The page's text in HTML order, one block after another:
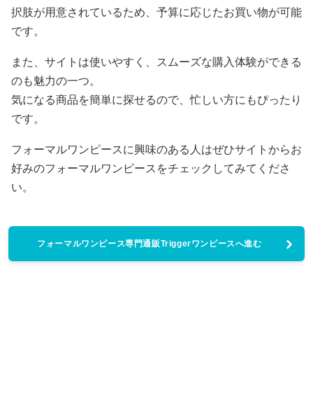
択肢が用意されているため、予算に応じたお買い物が可能
です。
また、サイトは使いやすく、スムーズな購入体験ができる
のも魅力の一つ。
気になる商品を簡単に探せるので、忙しい方にもぴったり
です。
フォーマルワンピースに興味のある人はぜひサイトからお
好みのフォーマルワンピースをチェックしてみてくださ
い。
フォーマルワンピース専門通販Triggerワンピースへ進む